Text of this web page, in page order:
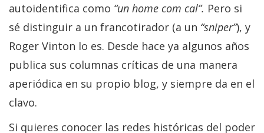
autoidentifica como “un home com cal”. Pero si
sé distinguir a un francotirador (a un “sniper”), y
Roger Vinton lo es. Desde hace ya algunos años
publica sus columnas críticas de una manera
aperiódica en su propio blog, y siempre da en el
clavo.
Si quieres conocer las redes históricas del poder